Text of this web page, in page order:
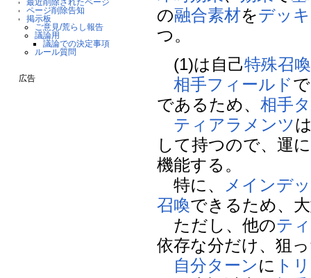
最近削除されたページ
ページ削除告知
掲示板
ご意見/荒らし報告
議論用
議論での決定事項
ルール質問
広告
の融合素材をデッ
つ。
(1)は自己特殊召喚
相手フィールドで
であるため、相手
ティアラメンツ
して持つので、運
機能する。
特に、
メインデ
召喚できるため、
ただし、他のテ
依存な分だけ、狙
自分ターンに ト